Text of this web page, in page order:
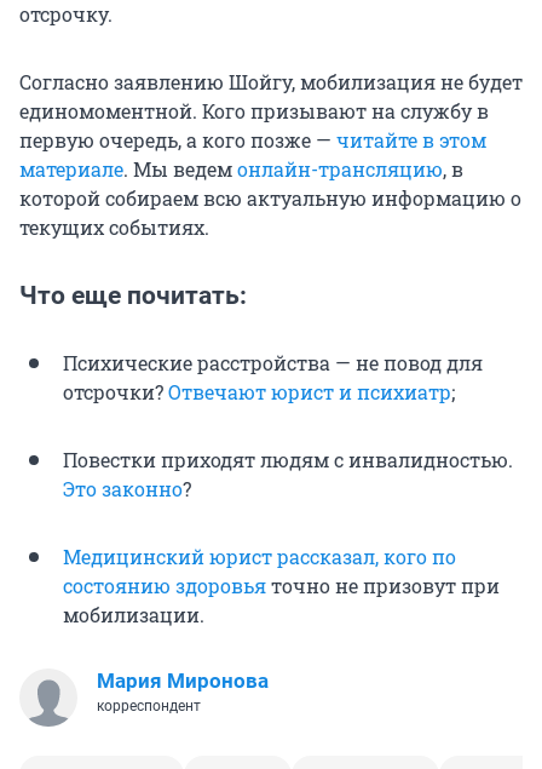
отсрочку.
Согласно заявлению Шойгу, мобилизация не будет
единомоментной. Кого призывают на службу в
первую очередь, а кого позже — читайте в этом
материале. Мы ведемонлайн-трансляцию, в
которой собираем всю актуальную информацию о
текущих событиях.
Что еще почитать:
Психические расстройства — не повод для
отсрочки?Отвечают юрист и психиатр;
Повестки приходят людям с инвалидностью.
Это законно?
Медицинский юрист рассказал, кого по
состоянию здоровьяточно не призовут при
мобилизации.
Мария Миронова
корреспондент